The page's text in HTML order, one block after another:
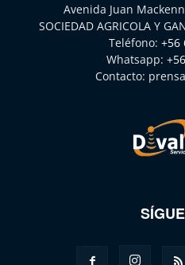
Avenida Juan
SOCIEDAD AGRICOLA Y
Teléfono: +56
Whatsapp:
Contacto: